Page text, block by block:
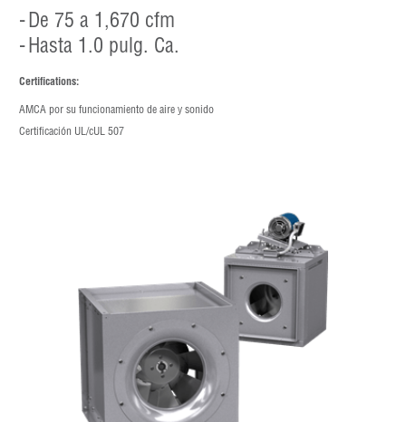
De 75 a 1,670 cfm
Hasta 1.0 pulg. Ca.
Certifications:
AMCA por su funcionamiento de aire y sonido
Certificación UL/cUL 507